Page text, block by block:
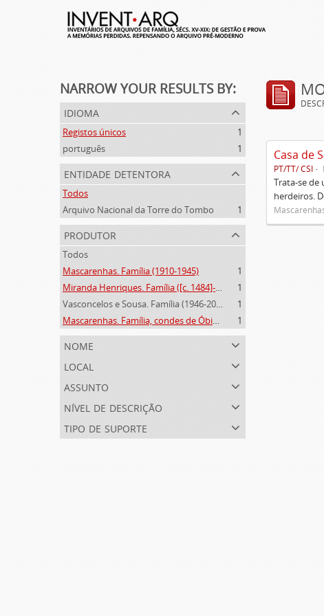
NARROW YOUR RESULTS BY:
idioma
Registos únicos
1
português
1
entidade detentora
Todos
Arquivo Nacional da Torre do Tombo
1
produtor
Todos
Mascarenhas. Família (1910-1945)
1
Miranda Henriques. Família ([c. 1484]-[c.1745])
1
Vasconcelos e Sousa. Família (1946-2006)
1
Mascarenhas. Família, condes de Óbidos, Palma e Sabugal (1669-1910)
1
nome
local
assunto
nível de descrição
tipo de suporte
Casa de
PT/TT/ CSI
Trata-se de
herdeiros.